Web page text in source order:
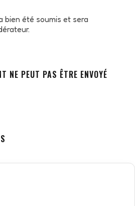
bien été soumis et sera
NE PEUT PAS ÊTRE ENVOYÉ